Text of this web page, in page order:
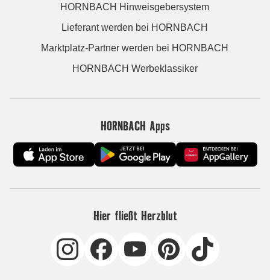
HORNBACH Hinweisgebersystem
Lieferant werden bei HORNBACH
Marktplatz-Partner werden bei HORNBACH
HORNBACH Werbeklassiker
HORNBACH Apps
Hier fließt Herzblut